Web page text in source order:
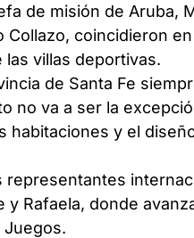
de misión de Aruba,
Collazo, coincidieron
las villas deportivas.
de Santa Fe
no va a ser la
habitaciones y el
representantes
y Rafaela, donde
Juegos.